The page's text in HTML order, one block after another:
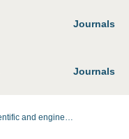
Journals
Journals
Scientific and engineering history